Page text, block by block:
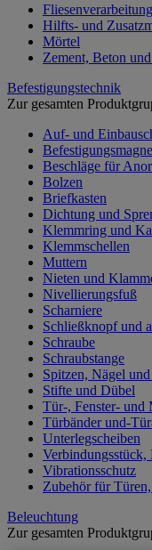
Fliesenverarbeitung
Hilfts- und
Mörtel
Zement, Beton
Befestigungstechnik
Zur gesamten
Auf- und
Beschläge für
Bolzen
Briefkasten
Dichtung und
Klemmring und
Klemmschellen
Muttern
Nieten und
Nivellierungsfuß
Scharniere
Schließknopf und
Schraube
Schraubstange
Spitzen, Nägel
Stifte und Dübel
Tür-, Fenster- und
Türbänder und-
Unterlegscheiben
Verbindungsstück,
Vibrationsschutz
Zubehör für
Beleuchtung
Zur gesamten